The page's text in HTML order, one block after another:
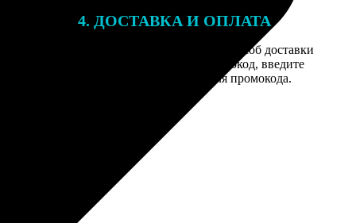
После
на email с
заказ
для
4. ДОСТАВКА И ОПЛАТА
Введите адрес и выберите способ доставки
заказа. Если у вас есть промокод, введите
его в специальное поле для промокода.